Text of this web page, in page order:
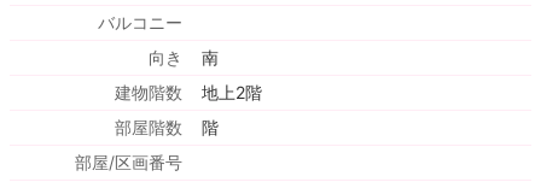
バルコニー
向き
南
建物階数
地上2階
部屋階数
階
部屋/区画番号